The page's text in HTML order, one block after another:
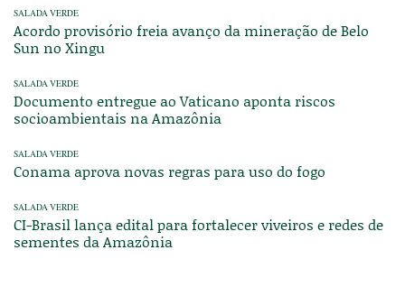
SALADA VERDE
Acordo provisório freia avanço da mineração de Belo
Sun no Xingu
SALADA VERDE
Documento entregue ao Vaticano aponta riscos
socioambientais na Amazônia
SALADA VERDE
Conama aprova novas regras para uso do fogo
SALADA VERDE
CI-Brasil lança edital para fortalecer viveiros e redes de
sementes da Amazônia